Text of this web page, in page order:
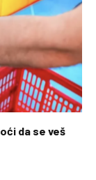
da se veš